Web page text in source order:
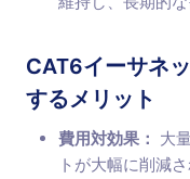
CAT6イーサネ
するメリット
費用対効果： 大
トが大幅に削減